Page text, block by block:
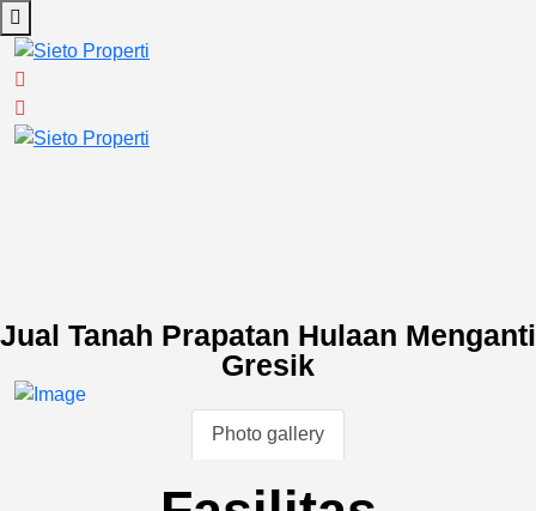
Jual Tanah Prapatan Hulaan Menganti
Gresik
Photo gallery